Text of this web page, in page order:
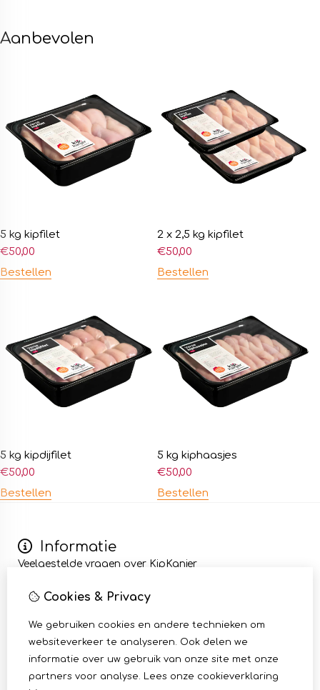
Aanbevolen
5 kg kipfilet
€50,00
Bestellen
2 x 2,5 kg kipfilet
€50,00
Bestellen
5 kg kipdijfilet
€50,00
Bestellen
5 kg kiphaasjes
€50,00
Bestellen
Informatie
Veelgestelde vragen over KipKanjer
Kip bezorgen en afhalen
Mijn account
Klantenservice
Cookies & Privacy
We gebruiken cookies en andere technieken om
websiteverkeer te analyseren. Ook delen we
informatie over uw gebruik van onze site met onze
partners voor analyse. Lees onze cookieverklaring